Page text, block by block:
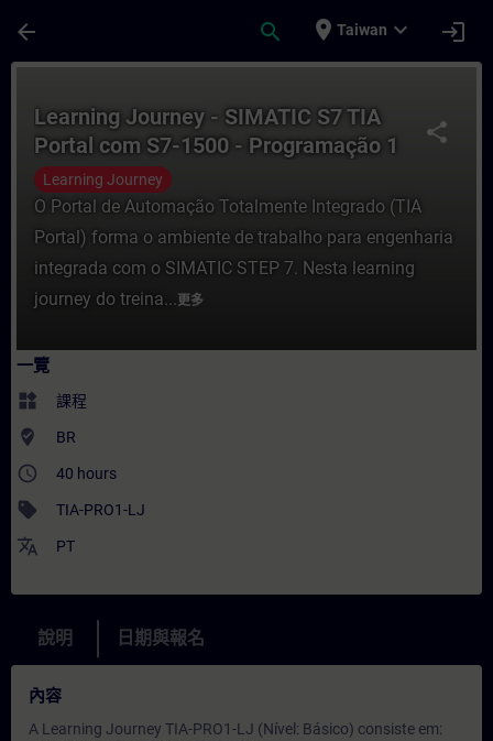
arrow_back search place Taiwan expand_more login
share
Learning Journey - SIMATIC S7 TIA
Portal com S7-1500 - Programação 1
Learning Journey
O Portal de Automação Totalmente Integrado (TIA
Portal) forma o ambiente de trabalho para engenharia
integrada com o SIMATIC STEP 7. Nesta learning
journey do treina...更多
一覽
widgets 課程
where_to_vote BR
access_time 40 hours
sell TIA-PRO1-LJ
translate PT
說明 日期與報名
內容
A Learning Journey TIA-PRO1-LJ (Nível: Básico) consiste em: